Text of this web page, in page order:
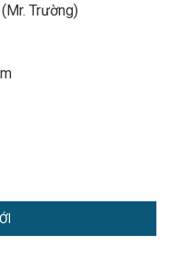
(Mr. Trường)